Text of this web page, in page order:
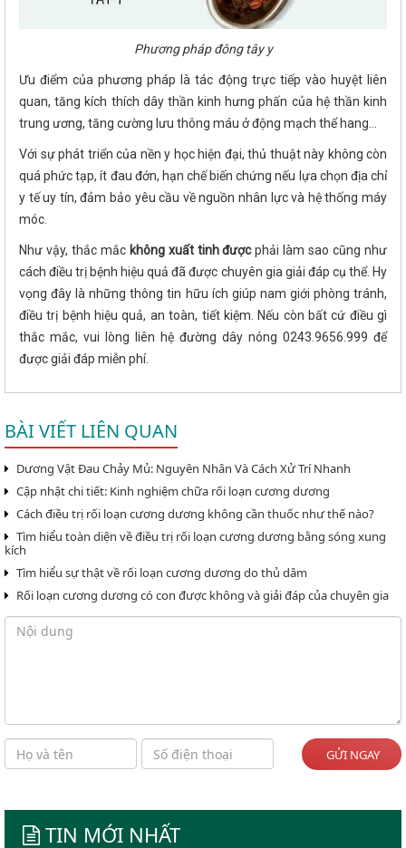
Phương pháp đông tây y
Ưu điểm của phương pháp là tác động trực tiếp vào huyệt liên
quan, tăng kích thích dây thần kinh hưng phấn của hệ thần kinh
trung ương, tăng cường lưu thông máu ở động mạch thể hang...
Với sự phát triển của nền y học hiện đại, thủ thuật này không còn
quá phức tạp, ít đau đớn, hạn chế biến chứng nếu lựa chọn địa chỉ
y tế uy tín, đảm bảo yêu cầu về nguồn nhân lực và hệ thống máy
móc.
Như vậy, thắc mắc không xuất tinh đượcphải làm sao cũng như
cách điều trị bệnh hiệu quả đã được chuyên gia giải đáp cụ thể. Hy
vọng đây là những thông tin hữu ích giúp nam giới phòng tránh,
điều trị bệnh hiệu quả, an toàn, tiết kiệm. Nếu còn bất cứ điều gì
thắc mắc, vui lòng liên hệ đường dây nóng 0243.9656.999 để
được giải đáp miễn phí.
BÀI VIẾT LIÊN QUAN
Dương Vật Đau Chảy Mủ: Nguyên Nhân Và Cách Xử Trí Nhanh
Cập nhật chi tiết: Kinh nghiệm chữa rối loạn cương dương
Cách điều trị rối loạn cương dương không cần thuốc như thế nào?
Tìm hiểu toàn diện về điều trị rối loạn cương dương bằng sóng xung
kích
Tìm hiểu sự thật về rối loạn cương dương do thủ dâm
Rối loạn cương dương có con được không và giải đáp của chuyên gia
GỬI NGAY
TIN MỚI NHẤT